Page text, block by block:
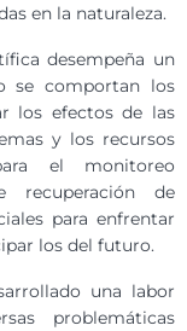
en la naturaleza.
desempeña un
se comportan los
los efectos de las
y los recursos
el monitoreo
recuperación de
para enfrentar
los del futuro.
una labor
problemáticas